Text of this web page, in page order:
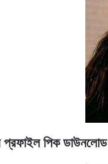
প্রফাইল পিক ডাউনলোড